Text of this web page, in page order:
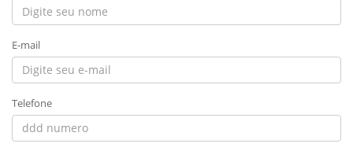
E-mail
Telefone